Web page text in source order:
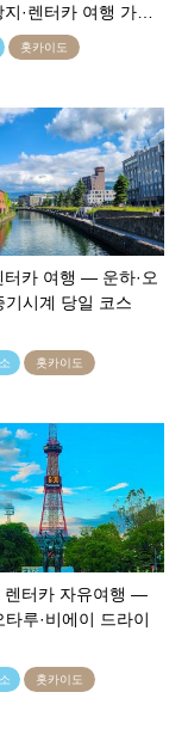
·렌터카 여행 가…
홋카이도
터카 여행 — 운하·오
기시계 당일 코스
홋카이도
렌터카 자유여행 —
타루·비에이 드라이
홋카이도